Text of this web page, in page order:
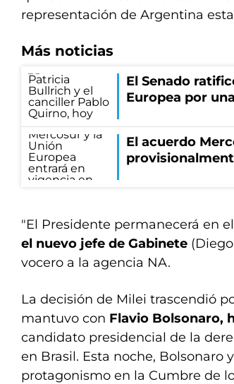
representación de Argentina
Más noticias
El Senado
Europea por
El acuerdo
"El Presidente permanecerá en
el nuevo jefe de Gabinete
vocero a la agencia NA.
La decisión de Milei trascendió
mantuvo con Flavio Bolsonaro,
candidato presidencial de la
en Brasil. Esta noche, Bolsonaro
protagonismo en la Cumbre de